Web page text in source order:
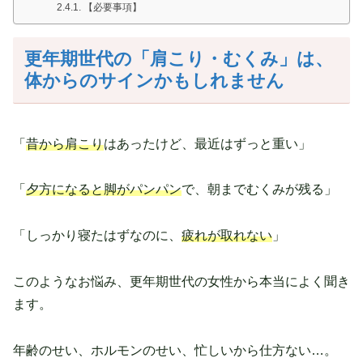
【必要事項】
更年期世代の「肩こり・むくみ」は、
体からのサインかもしれません
「 昔から肩こりはあったけど、最近はずっと重い」
「 夕方になると脚がパンパンで、朝までむくみが残る」
「しっかり寝たはずなのに、 疲れが取れない 」
このようなお悩み、更年期世代の女性から本当によく聞き
ます。
年齢のせい、ホルモンのせい、忙しいから仕方ない…。